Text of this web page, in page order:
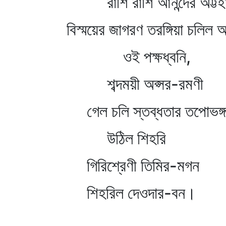
বিস্ময়ের জাগরণ তরঙ্গিয়া
ওই পক্ষধ্বনি,
শব্দময়ী অপ্সর-রমণী
গেল চলি স্তব্ধতার
উঠিল শিহরি
গিরিশ্রেণী তিমির-মগন
শিহরিল দেওদার-বন।